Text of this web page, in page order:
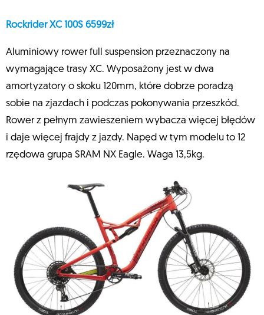
Rockrider XC 100S 6599zł
Aluminiowy rower full suspension przeznaczony na
wymagające trasy XC. Wyposażony jest w dwa
amortyzatory o skoku 120mm, które dobrze poradzą
sobie na zjazdach i podczas pokonywania przeszkód.
Rower z pełnym zawieszeniem wybacza więcej błędów
i daje więcej frajdy z jazdy. Napęd w tym modelu to 12
rzędowa grupa SRAM NX Eagle. Waga 13,5kg.